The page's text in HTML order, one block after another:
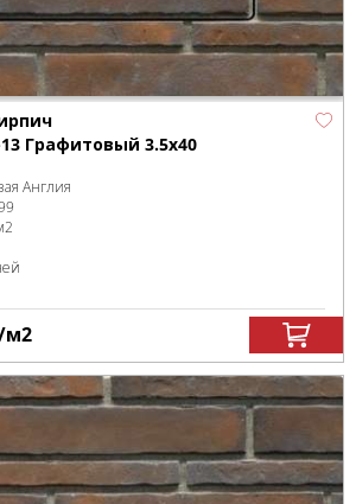
13 Графитовый 3.5x40
Англия
2
м2